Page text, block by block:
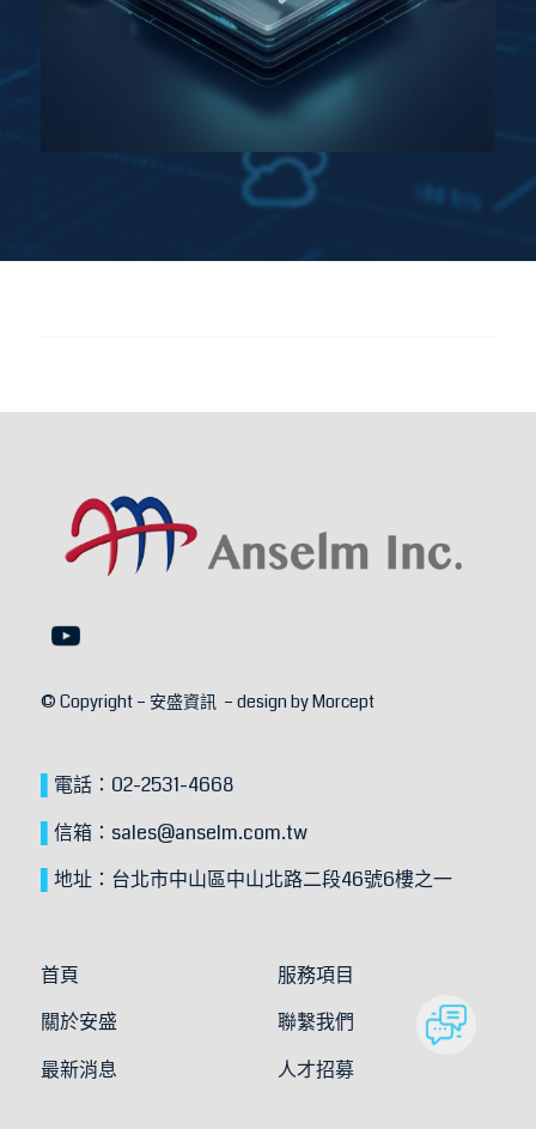
© Copyright – 安盛資訊 – design byMorcept
電話： 02-2531-4668
信箱： sales@anselm.com.tw
地址： 台北市中山區中山北路二段46號6樓之一
首頁
關於安盛
最新消息
服務項目
聯繫我們
人才招募